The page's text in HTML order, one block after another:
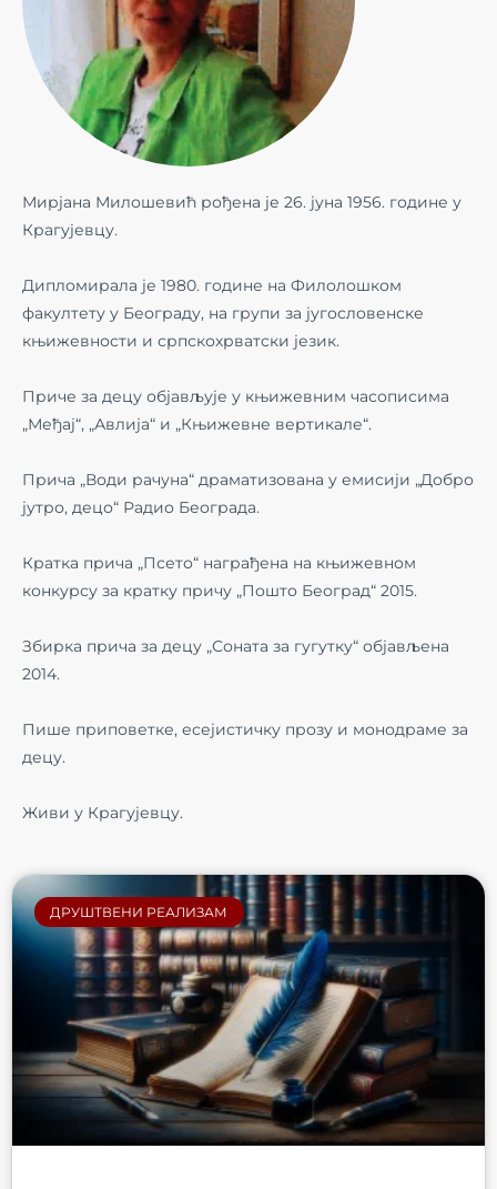
Мирјана Милошевић рођена је 26. јуна 1956. године у
Крагујевцу.
Дипломирала је 1980. године на Филолошком
факултету у Београду, на групи за југословенске
књижевности и српскохрватски језик.
Приче за децу објављује у књижевним часописима
„Међај“, „Авлија“ и „Књижевне вертикале“.
Прича „Води рачуна“ драматизована у емисији „Добро
јутро, децо“ Радио Београда.
Кратка прича „Псето“ награђена на књижевном
конкурсу за кратку причу „Пошто Београд“ 2015.
Збирка прича за децу „Соната за гугутку“ објављена
2014.
Пише приповетке, есејистичку прозу и монодраме за
децу.
Живи у Крагујевцу.
ДРУШТВЕНИ РЕАЛИЗАМ